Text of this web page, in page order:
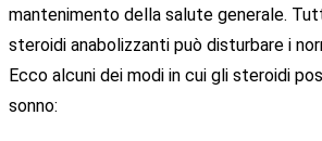
mantenimento della salute generale.
steroidi anabolizzanti può disturbare i
Ecco alcuni dei modi in cui gli steroidi
sonno: